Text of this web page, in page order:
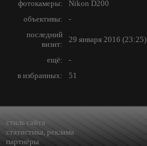
фотокамеры:
Nikon D200
объективы:
-
последний
визит:
29 января 2016 (23:25)
ещё:
-
в избранных:
51
стиль сайта
статистика, реклама
партнёры